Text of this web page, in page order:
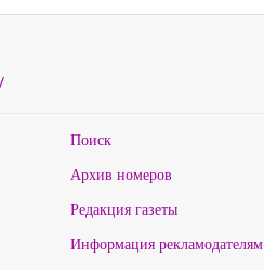
Поиск
Архив номеров
Редакция газеты
Информация рекламодателям